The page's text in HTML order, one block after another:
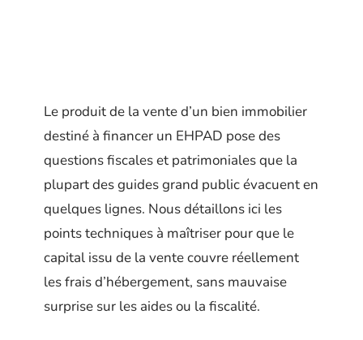
Le produit de la vente d’un bien immobilier
destiné à financer un EHPAD pose des
questions fiscales et patrimoniales que la
plupart des guides grand public évacuent en
quelques lignes. Nous détaillons ici les
points techniques à maîtriser pour que le
capital issu de la vente couvre réellement
les frais d’hébergement, sans mauvaise
surprise sur les aides ou la fiscalité.